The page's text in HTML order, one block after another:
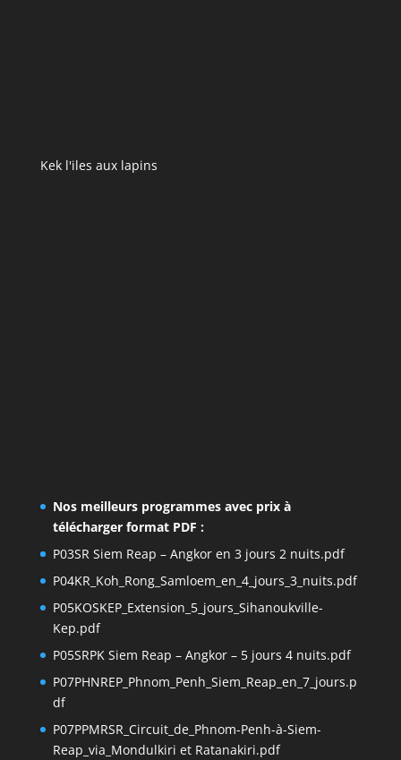
Kek l'iles aux lapins
Nos meilleurs programmes avec prix à
télécharger format PDF :
P03SR Siem Reap – Angkor en 3 jours 2 nuits.pdf
P04KR_Koh_Rong_Samloem_en_4_jours_3_nuits.pdf
P05KOSKEP_Extension_5_jours_Sihanoukville-
Kep.pdf
P05SRPK Siem Reap – Angkor – 5 jours 4 nuits.pdf
P07PHNREP_Phnom_Penh_Siem_Reap_en_7_jours.p
df
P07PPMRSR_Circuit_de_Phnom-Penh-à-Siem-
Reap_via_Mondulkiri et Ratanakiri.pdf